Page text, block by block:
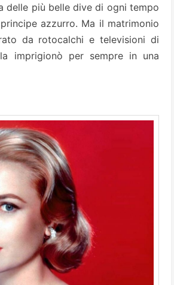
delle più belle dive di ogni tempo
azzurro. Ma il matrimonio
da rotocalchi e televisioni di
imprigionò per sempre in una